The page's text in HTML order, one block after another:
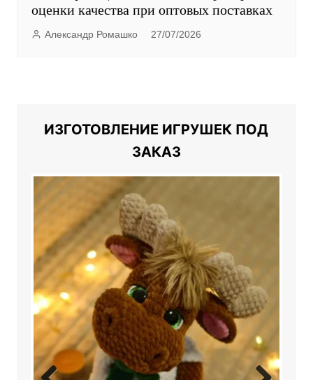
оценки качества при оптовых поставках
Александр Ромашко 27/07/2026
ИЗГОТОВЛЕНИЕ ИГРУШЕК ПОД
ЗАКАЗ